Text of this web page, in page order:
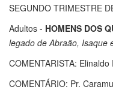
SEGUNDO TRIMESTRE
Adultos - HOMENS DOS
legado de Abraão, Isaque
COMENTARISTA:
COMENTÁRIO: Pr.